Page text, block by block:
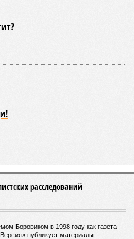
расследований
Боровиком в 1998 году как газета
публикует материалы